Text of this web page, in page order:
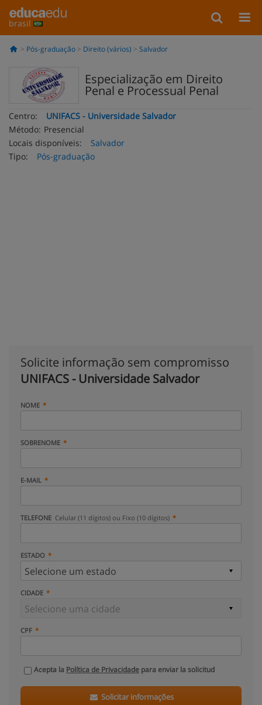
brasil
Pós-graduação Direito (vários) Salvador
Especialização em Direito
Penal e Processual Penal
Centro:
UNIFACS - Universidade Salvador
Método: Presencial
Locais disponíveis:
Salvador
Tipo:
Pós-graduação
Solicite informação sem compromisso
UNIFACS - Universidade Salvador
NOME
SOBRENOME
E-MAIL
TELEFONE Celular (11 dígitos) ou Fixo (10 dígitos)
ESTADO
CIDADE
CPF
Acepta la Política de Privacidade para enviar la solicitud
Solicitar informações